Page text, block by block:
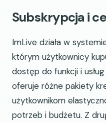
Subskrypcja i
ImLive działa w
którym użytkownicy
dostęp do funkcji i
oferuje różne pakiety
użytkownikom
potrzeb i budżetu. Z